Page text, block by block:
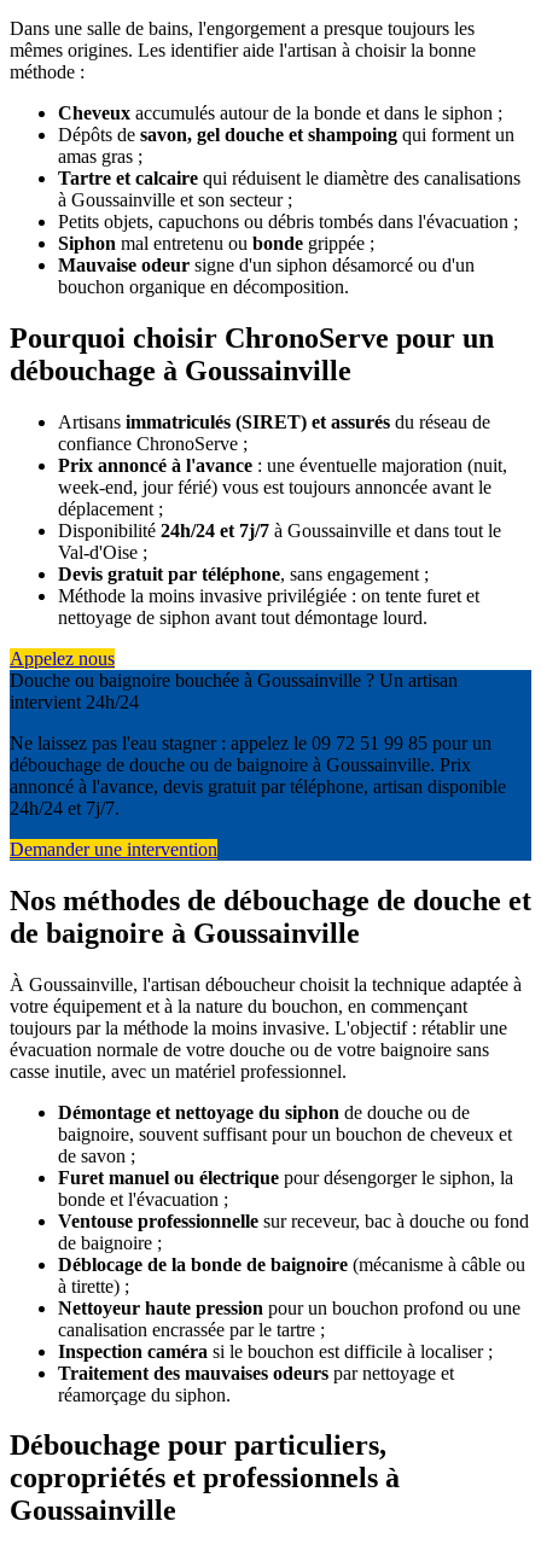
Dans une salle de bains, l'engorgement a presque toujours les
mêmes origines. Les identifier aide l'artisan à choisir la bonne
méthode :
Cheveux accumulés autour de la bonde et dans le siphon ;
Dépôts de savon, gel douche et shampoing qui forment un
amas gras ;
Tartre et calcaire qui réduisent le diamètre des canalisations
à Goussainville et son secteur ;
Petits objets, capuchons ou débris tombés dans l'évacuation ;
Siphon mal entretenu ou bonde grippée ;
Mauvaise odeur signe d'un siphon désamorcé ou d'un
bouchon organique en décomposition.
Pourquoi choisir ChronoServe pour un
débouchage à Goussainville
Artisans immatriculés (SIRET) et assurés du réseau de
confiance ChronoServe ;
Prix annoncé à l'avance : une éventuelle majoration (nuit,
week-end, jour férié) vous est toujours annoncée avant le
déplacement ;
Disponibilité 24h/24 et 7j/7 à Goussainville et dans tout le
Val-d'Oise ;
Devis gratuit par téléphone, sans engagement ;
Méthode la moins invasive privilégiée : on tente furet et
nettoyage de siphon avant tout démontage lourd.
Appelez nous
Douche ou baignoire bouchée à Goussainville ? Un artisan
intervient 24h/24
Ne laissez pas l'eau stagner : appelez le 09 72 51 99 85 pour un
débouchage de douche ou de baignoire à Goussainville. Prix
annoncé à l'avance, devis gratuit par téléphone, artisan disponible
24h/24 et 7j/7.
Demander une intervention
Nos méthodes de débouchage de douche et
de baignoire à Goussainville
À Goussainville, l'artisan déboucheur choisit la technique adaptée à
votre équipement et à la nature du bouchon, en commençant
toujours par la méthode la moins invasive. L'objectif : rétablir une
évacuation normale de votre douche ou de votre baignoire sans
casse inutile, avec un matériel professionnel.
Démontage et nettoyage du siphon de douche ou de
baignoire, souvent suffisant pour un bouchon de cheveux et
de savon ;
Furet manuel ou électrique pour désengorger le siphon, la
bonde et l'évacuation ;
Ventouse professionnelle sur receveur, bac à douche ou fond
de baignoire ;
Déblocage de la bonde de baignoire (mécanisme à câble ou
à tirette) ;
Nettoyeur haute pression pour un bouchon profond ou une
canalisation encrassée par le tartre ;
Inspection caméra si le bouchon est difficile à localiser ;
Traitement des mauvaises odeurs par nettoyage et
réamorçage du siphon.
Débouchage pour particuliers,
copropriétés et professionnels à
Goussainville